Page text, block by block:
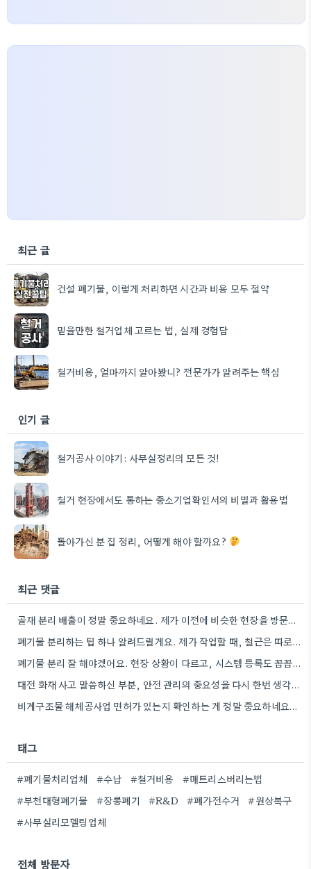
최근 글
건설 폐기물, 이렇게 처리하면 시간과 비용 모두 절약
믿을만한 철거업체 고르는 법, 실제 경험담
철거비용, 얼마까지 알아봤니? 전문가가 알려주는 핵심
인기 글
철거공사 이야기: 사무실정리의 모든 것!
철거 현장에서도 통하는 중소기업확인서의 비밀과 활용법
돌아가신 분 집 정리, 어떻게 해야 할까요?
최근 댓글
골재 분리 배출이 정말 중요하네요. 제가 이전에 비슷한 현장을 방문했을 때도 이렇게 철저하게 분류하지 않은…
폐기물 분리하는 팁 하나 알려드릴게요. 제가 작업할 때, 철근은 따로 모아두고 골재는 색깔별로 구분해서 보관했는데,…
폐기물 분리 잘 해야겠어요. 현장 상황이 다르고, 시스템 등록도 꼼꼼히 확인해야 하니까.
대전 화재 사고 말씀하신 부분, 안전 관리의 중요성을 다시 한번 생각하게 되네요. 특히 규모가 큰…
비계구조물 해체공사업 면허가 있는지 확인하는 게 정말 중요하네요. 저도 이전 철거 시 이런 부분을 꼼꼼히…
태그
#폐기물처리업체 #수납 #철거비용
#매트리스버리는법
#부천대형폐기물
#장롱폐기 #R&D #폐가전수거
#원상복구
#사무실리모델링업체
전체 방문자